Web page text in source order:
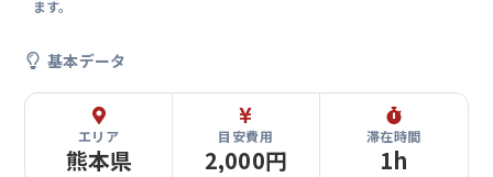
ます。
基本データ
エリア
熊本県
目安費用
2,000円
滞在時間
1h